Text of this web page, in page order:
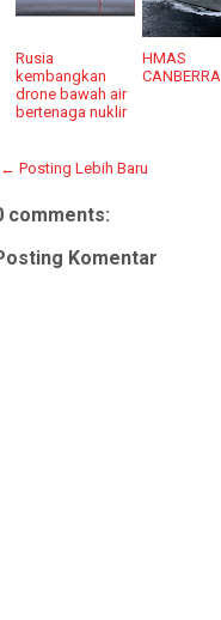
Rusia
kembangkan
drone bawah air
bertenaga nuklir
HMAS
CANBERRA
← Posting Lebih Baru
comments:
Komentar